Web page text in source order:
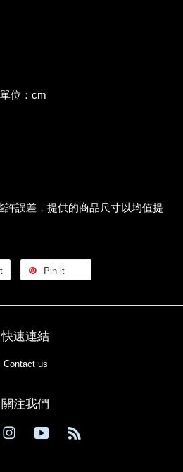
位：cm
誤差，提供的商品尺寸以均值提
Pin it
快速連結
Contact us
關注我們
Instagram YouTube